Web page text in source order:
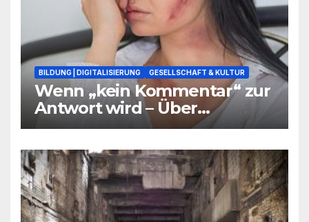
BILDUNG | DIGITALISIERUNG GESELLSCHAFT & KULTUR
Wenn „kein Kommentar“ zur
Antwort wird – Über
Warnsignale aus Schulen, die